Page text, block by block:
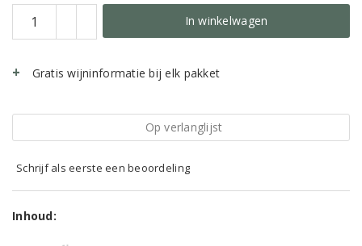
In winkelwagen
Gratis wijninformatie bij elk pakket
Op verlanglijst
Schrijf als eerste een beoordeling
Inhoud: